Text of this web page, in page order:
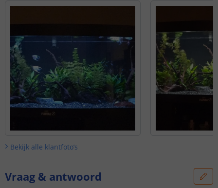
Bekijk alle klantfoto’s
Vraag & antwoord